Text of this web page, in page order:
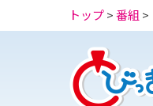
トップ>番組 >